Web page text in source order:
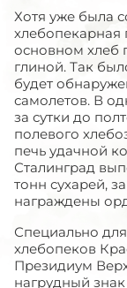
Хотя уже была
хлебопекарная
основном хлеб
глиной. Так
будет
самолетов. В
за сутки до
полевого
печь удачной
Сталинград
тонн сухарей,
награждены
Специально
хлебопеков
Президиум
нагрудный